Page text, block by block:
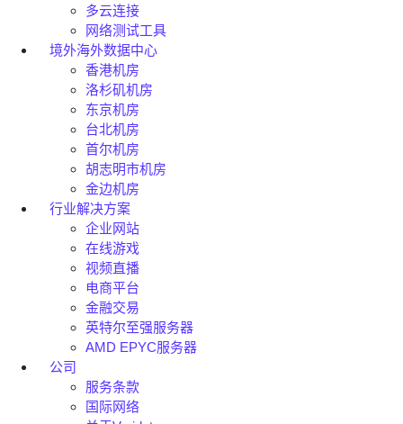
多云连接
网络测试工具
境外海外数据中心
香港机房
洛杉矶机房
东京机房
台北机房
首尔机房
胡志明市机房
金边机房
行业解决方案
企业网站
在线游戏
视频直播
电商平台
金融交易
英特尔至强服务器
AMD EPYC服务器
公司
服务条款
国际网络